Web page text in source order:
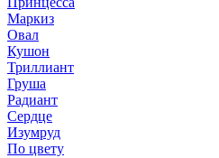
Маркиз
Овал
Кушон
Триллиант
Груша
Радиант
Сердце
Изумруд
По цвету